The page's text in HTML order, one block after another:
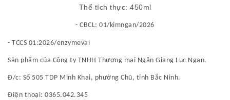
Thể tích thực: 450ml
- CBCL: 01/kimngan/2026
- TCCS 01:2026/enzymevai
Sản phẩm của Công ty TNHH Thương mại Ngân Giang Lục Ngạn.
Đ/c: Số 505 TDP Minh Khai, phường Chũ, tỉnh Bắc Ninh.
Điện thoại: 0365.042.345